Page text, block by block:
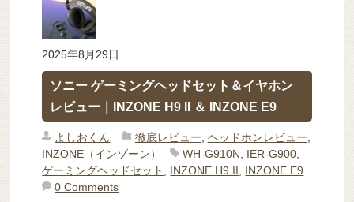
2025年8月29日
ソニー ゲーミングヘッドセット＆イヤホン
レビュー｜INZONE H9 II ＆ INZONE E9
よしおくん 徹底レビュー ヘッドホンレビュー
INZONE（インゾーン）
WH-G910N IER-G900
ゲーミングヘッドセット
INZONE H9 II
INZONE E9
0 Comments